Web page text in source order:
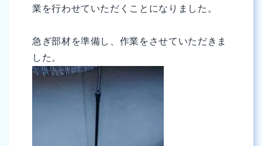
業を行わせていただくことになりました。
急ぎ部材を準備し、作業をさせていただきま
した。